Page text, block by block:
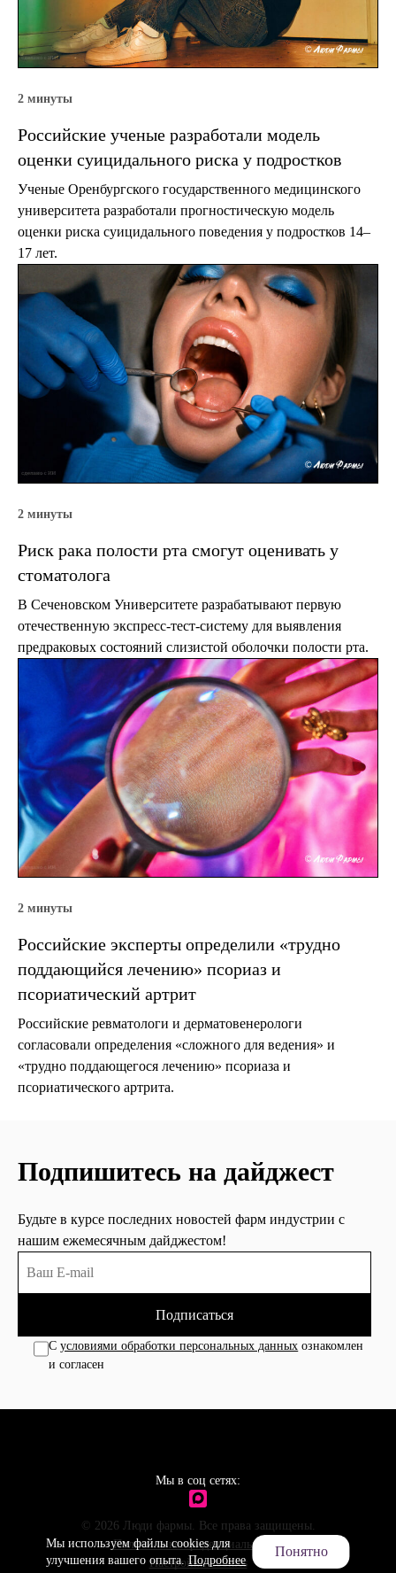
2 минуты
Российские ученые разработали модель
оценки суицидального риска у подростков
Ученые Оренбургского государственного медицинского
университета разработали прогностическую модель
оценки риска суицидального поведения у подростков 14–
17 лет.
2 минуты
Риск рака полости рта смогут оценивать у
стоматолога
В Сеченовском Университете разрабатывают первую
отечественную экспресс-тест-систему для выявления
предраковых состояний слизистой оболочки полости рта.
2 минуты
Российские эксперты определили «трудно
поддающийся лечению» псориаз и
псориатический артрит
Российские ревматологи и дерматовенерологи
согласовали определения «сложного для ведения» и
«трудно поддающегося лечению» псориаза и
псориатического артрита.
Подпишитесь на дайджест
Будьте в курсе последних новостей фарм индустрии с
нашим ежемесячным дайджестом!
Подписаться
Сусловиями обработки персональных данных ознакомлен
и согласен
Мы в соц сетях:
© 2026 Люди фармы. Все права защищены.
Политика конфиденциальности
Настройки cookies
Мы используем файлы cookies для
улучшения вашего опыта.Подробнее
Понятно